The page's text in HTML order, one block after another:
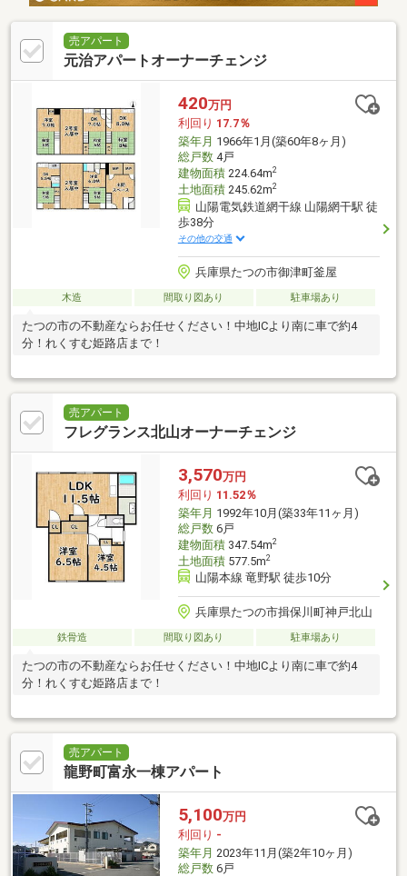
売アパート
元治アパートオーナーチェンジ
420万円
利回り 17.7％
築年月 1966年1月(築60年8ヶ月)
総戸数4戸
建物面積224.64m2
土地面積245.62m2
山陽電気鉄道網干線 山陽網干駅 徒
歩38分
その他の交通
兵庫県たつの市御津町釜屋
木造 間取り図あり 駐車場あり
たつの市の不動産ならお任せください！中地ICより南に車で約4
分！れくすむ姫路店まで！
売アパート
フレグランス北山オーナーチェンジ
3,570万円
利回り 11.52％
築年月 1992年10月(築33年11ヶ月)
総戸数6戸
建物面積347.54m2
土地面積577.5m2
山陽本線 竜野駅 徒歩10分
兵庫県たつの市揖保川町神戸北山
鉄骨造 間取り図あり 駐車場あり
たつの市の不動産ならお任せください！中地ICより南に車で約4
分！れくすむ姫路店まで！
売アパート
龍野町富永一棟アパート
5,100万円
利回り -
築年月 2023年11月(築2年10ヶ月)
総戸数6戸